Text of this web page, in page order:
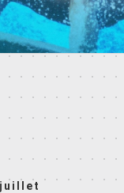
juillet